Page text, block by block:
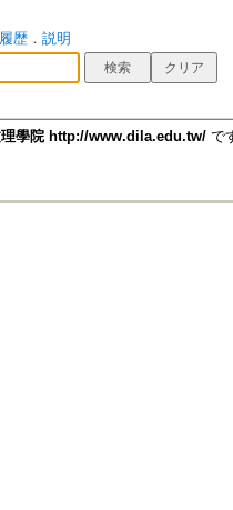
歴． 説明
理學院 http://www.dila.edu.tw/で